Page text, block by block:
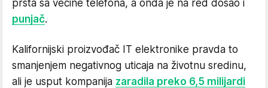
prsta sa većine telefona, a onda je na red došao i
punjač.
Kalifornijski proizvođač IT elektronike pravda to
smanjenjem negativnog uticaja na životnu sredinu,
ali je usput kompanija zaradila preko 6,5 milijardi